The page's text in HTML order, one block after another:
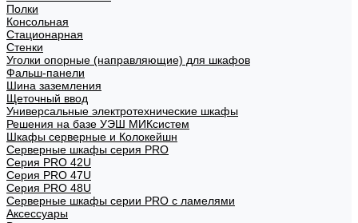
Полки
Консольная
Стационарная
Стенки
Уголки опорные (направляющие) для шкафов
Фальш-панели
Шина заземления
Щеточный ввод
Универсальные электротехнические шкафы
Решения на базе УЭШ МИКсистем
Шкафы серверные и Колокейшн
Серверные шкафы серия PRO
Серия PRO 42U
Серия PRO 47U
Серия PRO 48U
Серверные шкафы серии PRO с ламелями
Аксессуары